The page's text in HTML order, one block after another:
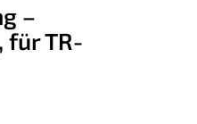
–
für TR-